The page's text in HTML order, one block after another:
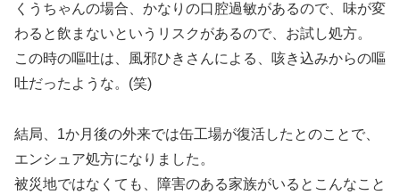
くうちゃんの場合、かなりの口腔過敏があるので、味が変
わると飲まないというリスクがあるので、お試し処方。
この時の嘔吐は、風邪ひきさんによる、咳き込みからの嘔
吐だったような。(笑)
結局、1か月後の外来では缶工場が復活したとのことで、
エンシュア処方になりました。
被災地ではなくても、障害のある家族がいるとこんなこと